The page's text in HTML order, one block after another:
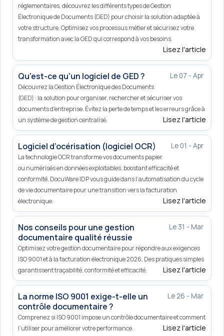
réglementaires, découvrez les différents types de Gestion
Électronique de Documents (GED) pour choisir la solution adaptée à
votre structure. Optimisez vos processus métier et sécurisez votre
transformation avec la GED qui correspond à vos besoins.
Lisez l'article
Le 07 - Apr
Qu'est-ce qu'un logiciel de GED ?
Découvrez la Gestion Électronique des Documents
(GED) : la solution pour organiser, rechercher et sécuriser vos
documents d'entreprise. Évitez la perte de temps et les erreurs grâce à
un système de gestion centralisé.
Lisez l'article
Le 01 - Apr
Logiciel d’océrisation (logiciel OCR)
La technologie OCR transforme vos documents papier
ou numérisés en données exploitables, boostant efficacité et
conformité. DocuWare IDP vous guide dans l’automatisation du cycle
de vie documentaire pour une transition vers la facturation
électronique.
Lisez l'article
Le 31 - Mar
Nos conseils pour une gestion
documentaire qualité réussie
Optimisez votre gestion documentaire pour répondre aux exigences
ISO 9001 et à la facturation électronique 2026. Des pratiques simples
garantissent traçabilité, conformité et efficacité.
Lisez l'article
Le 26 - Mar
La norme ISO 9001 exige-t-elle un
contrôle documentaire ?
Comprenez si ISO 9001 impose un contrôle documentaire et comment
l’utiliser pour améliorer votre performance.
Lisez l'article